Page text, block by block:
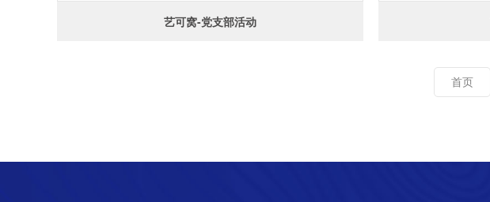
艺可窝-党支部活动
首页